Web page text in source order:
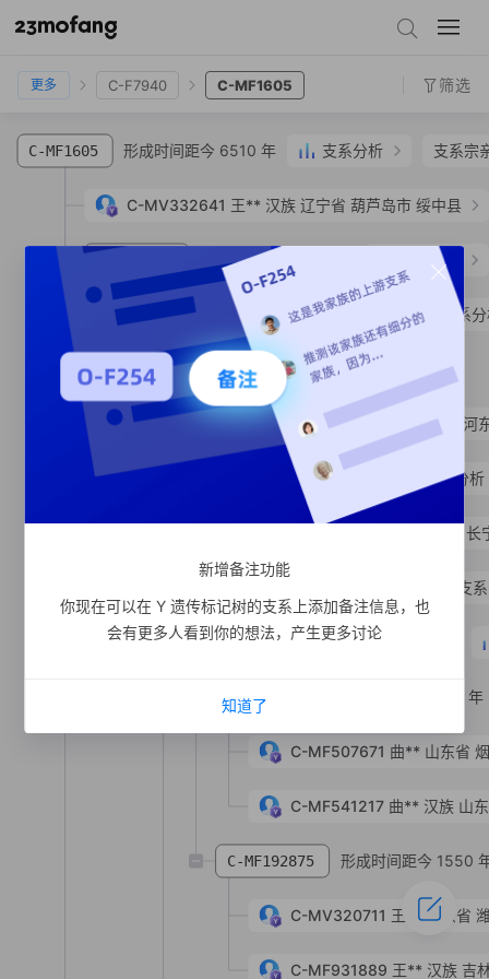
C-F3895
更多 C-F7940 C-MF1605 筛选
C-MF1605 形成时间距今 6510 年 支系分析 支系宗
C-MV332641 王** 汉族 辽宁省 葫芦岛市 绥中县
形成时间距今 5750 年 支系分析
C-MF600383 形成时间距今 2290 年 支系
C-MF278654 形成时间距今 940 年
形成时间距今 5730 年 支系分析
C-MF278612 于**汉族 山东省 临沂市 河
上海市 市辖区 长
支
C-MF507670 形成时间距今 2200 年
C-MF507672 形成时间距今 770 年
C-MF192875 形成时间距今 1550
C-MF507671 曲** 山东省
C-MF541217 曲** 汉族 山
C-MV320711 王**山东省
C-MF931889 王** 汉族 吉
新增备注功能
你现在可以在 Y 遗传标记树的支系上添加备注信息，也
会有更多人看到你的想法，产生更多讨论
知道了